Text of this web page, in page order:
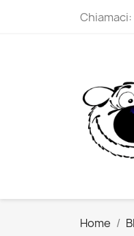
Chiamaci:
Home